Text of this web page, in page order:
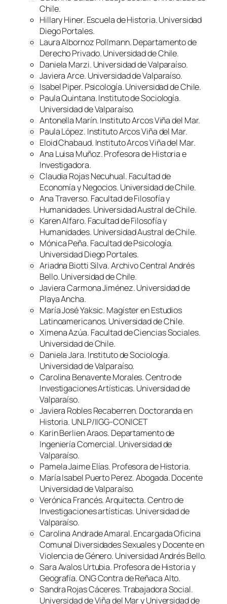
Chile.
Hillary Hiner. Escuela de Historia. Universidad
Diego Portales.
Laura Albornoz Pollmann. Departamento de
Derecho Privado. Universidad de Chile.
Daniela Marzi. Universidad de Valparaíso.
Javiera Arce. Universidad de Valparaíso.
Isabel Piper. Psicología. Universidad de Chile.
Paula Quintana. Instituto de Sociología.
Universidad de Valparaíso.
Antonella Marín. Instituto Arcos Viña del Mar.
Paula López. Instituto Arcos Viña del Mar.
Eloid Chabaud. Instituto Arcos Viña del Mar.
Ana Luisa Muñoz. Profesora de Historia e
Investigadora.
Claudia Rojas Necuhual. Facultad de
Economía y Negocios. Universidad de Chile.
Ana Traverso. Facultad de Filosofía y
Humanidades. Universidad Austral de Chile.
Karen Alfaro. Facultad de Filosofía y
Humanidades. Universidad Austral de Chile.
Mónica Peña. Facultad de Psicología.
Universidad Diego Portales.
Ariadna Biotti Silva. Archivo Central Andrés
Bello. Universidad de Chile.
Javiera Carmona Jiménez. Universidad de
Playa Ancha.
María José Yaksic. Magíster en Estudios
Latinoamericanos. Universidad de Chile.
Ximena Azúa. Facultad de Ciencias Sociales.
Universidad de Chile.
Daniela Jara. Instituto de Sociología.
Universidad de Valparaíso.
Carolina Benavente Morales. Centro de
Investigaciones Artísticas. Universidad de
Valparaíso.
Javiera Robles Recaberren. Doctoranda en
Historia. UNLP/IIGG-CONICET
Karin Berlien Araos. Departamento de
Ingeniería Comercial. Universidad de
Valparaíso.
Pamela Jaime Elías. Profesora de Historia.
María Isabel Puerto Perez. Abogada. Docente
Universidad de Valparaíso.
Verónica Francés. Arquitecta. Centro de
Investigaciones artísticas. Universidad de
Valparaíso.
Carolina Andrade Amaral. Encargada Oficina
Comunal Diversidades Sexuales y Docente en
Violencia de Género. Universidad Andrés Bello.
Sara Avalos Urtubia. Profesora de Historia y
Geografía. ONG Contra de Reñaca Alto.
Sandra Rojas Cáceres. Trabajadora Social.
Universidad de Viña del Mar y Universidad de